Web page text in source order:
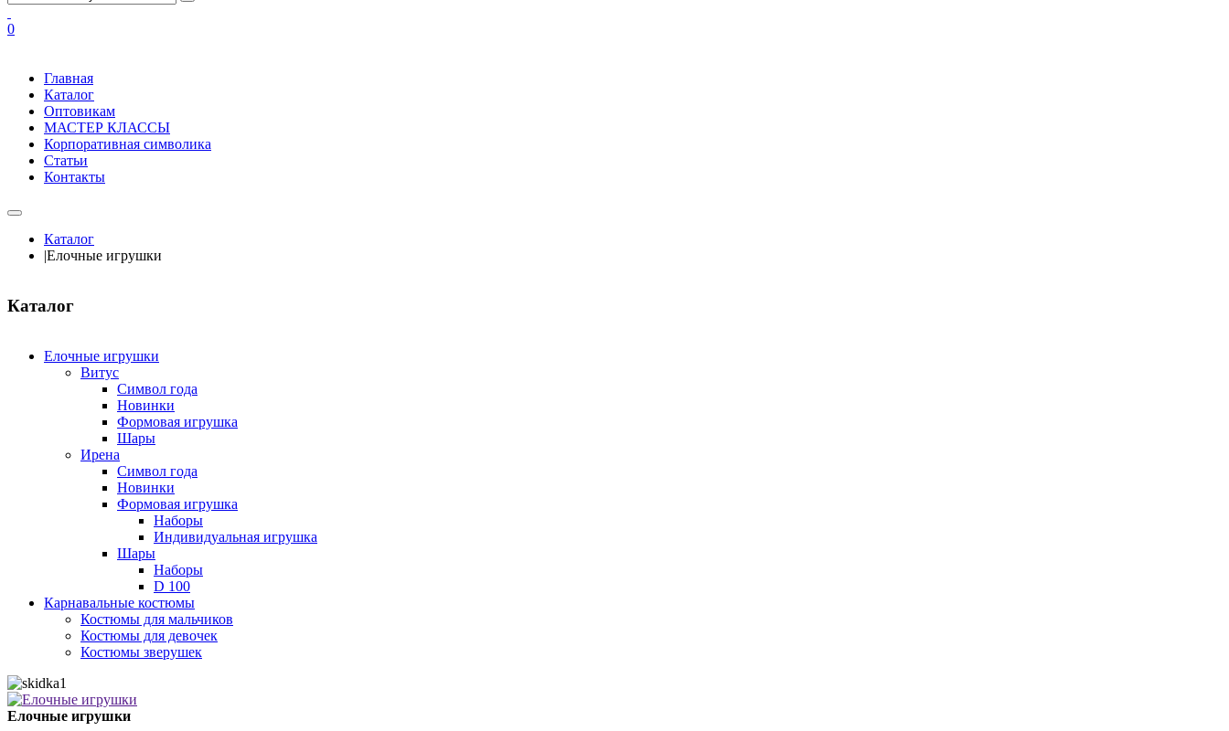
0
Главная
Каталог
Оптовикам
МАСТЕР КЛАССЫ
Корпоративная символика
Статьи
Контакты
Каталог
|Елочные игрушки
Каталог
Елочные игрушки
Витус
Символ года
Новинки
Формовая игрушка
Шары
Ирена
Символ года
Новинки
Формовая игрушка
Наборы
Индивидуальная игрушка
Шары
Наборы
D 100
Карнавальные костюмы
Костюмы для мальчиков
Костюмы для девочек
Костюмы зверушек
Елочные игрушки